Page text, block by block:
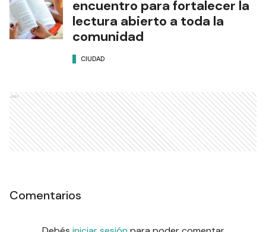
encuentro para fortalecer la
lectura abierto a toda la
comunidad
CIUDAD
Ads
Comentarios